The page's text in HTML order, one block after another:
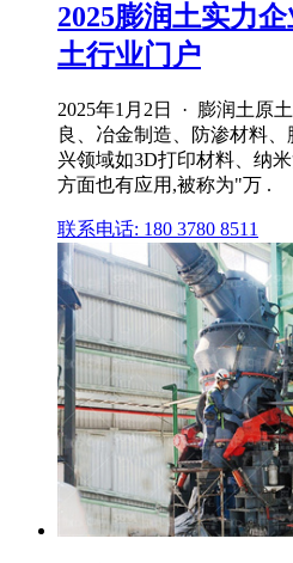
2025膨润土实力
土行业门户
2025年1月2日 · 膨润土原
良、冶金制造、防渗材料
兴领域如3D打印材料、纳
方面也有应用,被称为"万 .
联系电话: 180 3780 8511